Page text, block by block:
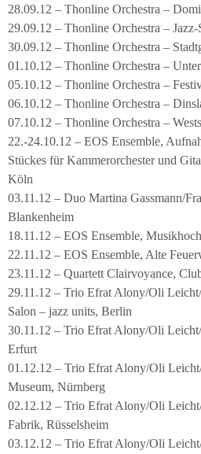
28.09.12 – Thonline Orchestra –
29.09.12 – Thonline Orchestra –
30.09.12 – Thonline Orchestra –
01.10.12 – Thonline Orchestra –
05.10.12 – Thonline Orchestra –
06.10.12 – Thonline Orchestra –
07.10.12 – Thonline Orchestra –
22.-24.10.12 – EOS Ensemble,
Stückes für Kammerorchester und
Köln
03.11.12 – Duo Martina Gassmann/
Blankenheim
18.11.12 – EOS Ensemble,
22.11.12 – EOS Ensemble, Alte
23.11.12 – Quartett Clairvoyance,
29.11.12 – Trio Efrat Alony/Oli
Salon – jazz units, Berlin
30.11.12 – Trio Efrat Alony/Oli
Erfurt
01.12.12 – Trio Efrat Alony/Oli
Museum, Nürnberg
02.12.12 – Trio Efrat Alony/Oli
Fabrik, Rüsselsheim
03.12.12 – Trio Efrat Alony/Oli